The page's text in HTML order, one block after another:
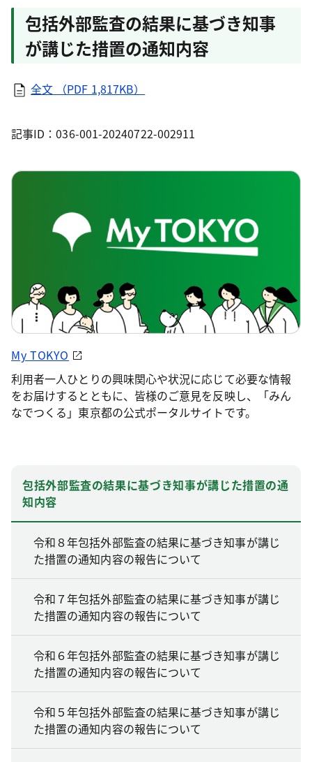
包括外部監査の結果に基づき知事
が講じた措置の通知内容
全文 （PDF 1,817KB）
記事ID：036-001-20240722-002911
My TOKYO
利用者一人ひとりの興味関心や状況に応じて必要な情報
をお届けするとともに、皆様のご意見を反映し、「みん
なでつくる」東京都の公式ポータルサイトです。
包括外部監査の結果に基づき知事が講じた措置の通
知内容
令和８年包括外部監査の結果に基づき知事が講じ
た措置の通知内容の報告について
令和７年包括外部監査の結果に基づき知事が講じ
た措置の通知内容の報告について
令和６年包括外部監査の結果に基づき知事が講じ
た措置の通知内容の報告について
令和５年包括外部監査の結果に基づき知事が講じ
た措置の通知内容の報告について